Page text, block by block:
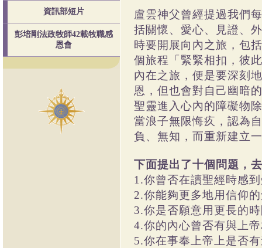
資訊部短片
彭培剛法政牧師42載牧職感
恩會
盧雲神父曾經提過我們
括關懷、愛心、見證、
時要開展向內之旅，包
個旅程「緊緊相扣，彼
內在之旅，便是要深刻
恩，但也會對自己幽暗
聖靈進入心內的障礙物
當浪子無限悔疚，認為
負、無知，而重新建立
下面提出了十個問題，
1.你曾否在讀聖經時感
2.你能夠更多地用信仰
3.你是否願意用更長的
4.你的內心曾否有與上
5.你在事奉上帝上是否